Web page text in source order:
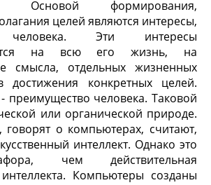
Основой формирования,
целей являются интересы,
человека. Эти интересы
на всю его жизнь, на
смысла, отдельных жизненных
достижения конкретных целей.
преимущество человека. Таковой
или органической природе.
говорят о компьютерах, считают,
интеллект. Однако это
чем действительная
Компьютеры созданы